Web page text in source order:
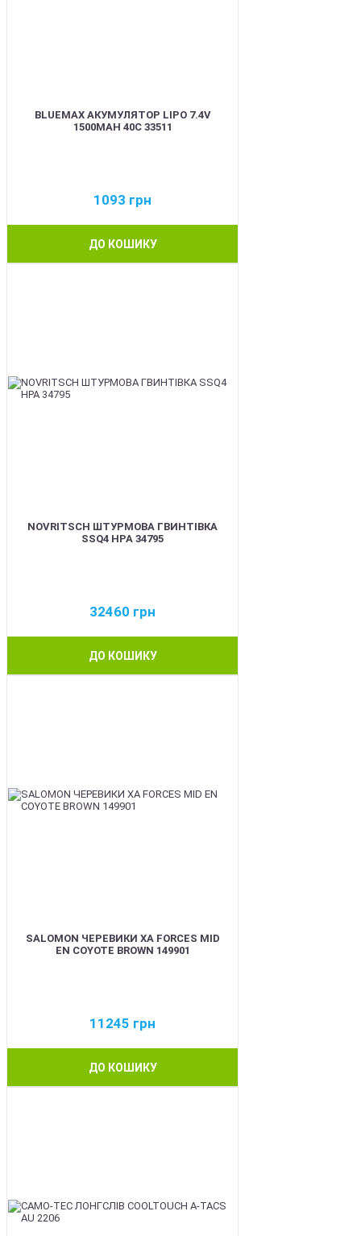
BLUEMAX АКУМУЛЯТОР LIPO 7.4V
1500MAH 40C 33511
1093 грн
ДО КОШИКУ
NOVRITSCH ШТУРМОВА ГВИНТІВКА
SSQ4 HPA 34795
32460 грн
ДО КОШИКУ
SALOMON ЧЕРЕВИКИ XA FORCES MID
EN COYOTE BROWN 149901
11245 грн
ДО КОШИКУ